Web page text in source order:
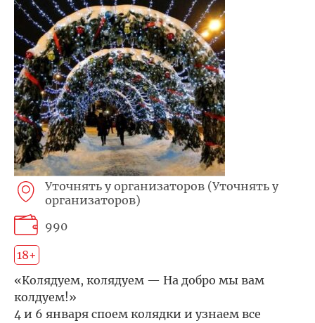
Уточнять у организаторов (Уточнять у
организаторов)
990
18+
«Колядуем, колядуем — На добро мы вам
колдуем!»
4 и 6 января споем колядки и узнаем все